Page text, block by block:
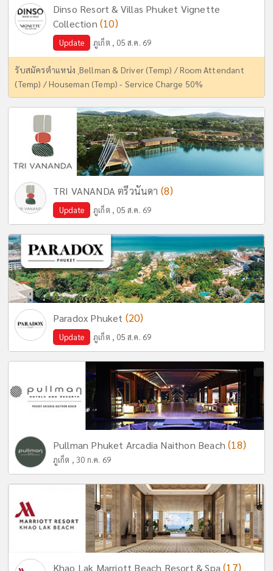
Dinso Resort & Villas Phuket Vignette
Collection (10)
Update ภูเก็ต , 05 ส.ค. 69
รับสมัครตำแหน่ง ฺBellman & Driver (Temp) / Room Attendant
(Temp) / Houseman (Temp) - Service Charge 50%
TRI VANANDA ตรีวนันดา (8)
Update ภูเก็ต , 05 ส.ค. 69
Paradox Phuket (20)
Update ภูเก็ต , 05 ส.ค. 69
Pullman Phuket Arcadia Naithon Beach(18)
ภูเก็ต , 30 ก.ค. 69
Khao Lak Marriott Beach Resort & Spa(17)